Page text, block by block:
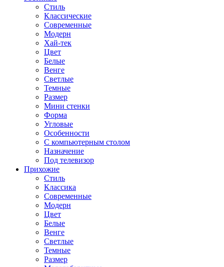
Стиль
Классические
Современные
Модерн
Хай-тек
Цвет
Белые
Венге
Светлые
Темные
Размер
Мини стенки
Форма
Угловые
Особенности
С компьютерным столом
Назначение
Под телевизор
Прихожие
Стиль
Классика
Современные
Модерн
Цвет
Белые
Венге
Светлые
Темные
Размер